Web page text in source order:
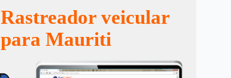
Rastreador veicular
para Mauriti